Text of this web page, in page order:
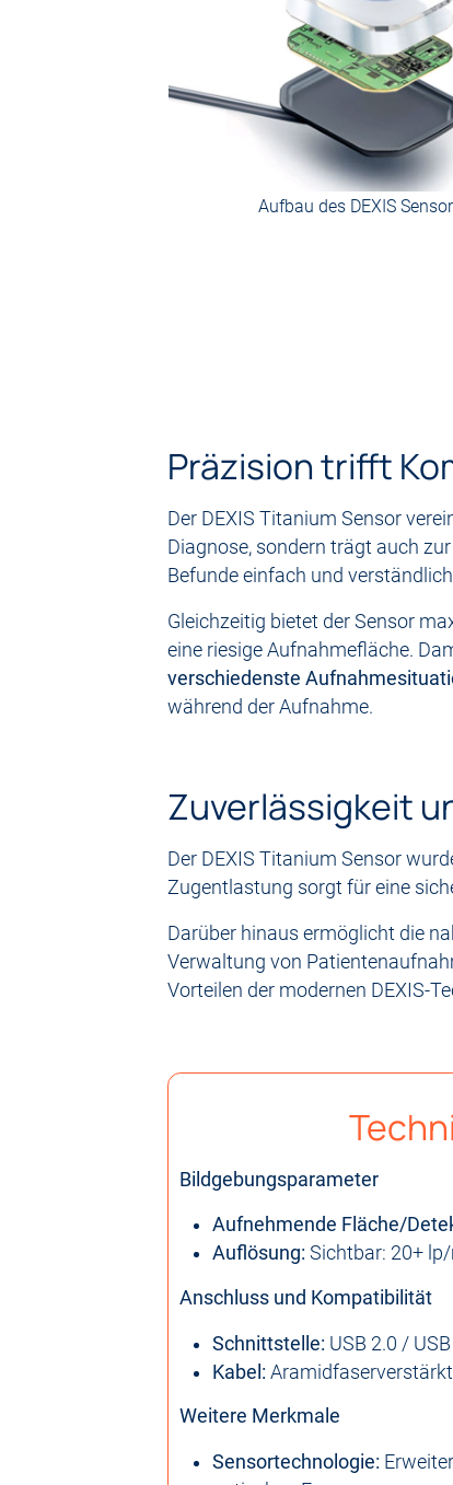
Aufbau des DEXIS
Präzision trifft
Der DEXIS Titanium Sensor
Diagnose, sondern trägt auch
Befunde einfach und
Gleichzeitig bietet der Sensor
eine riesige Aufnahmefläche.
verschiedenste
während der Aufnahme.
Zuverlässigkeit
Der DEXIS Titanium Sensor
Zugentlastung sorgt für eine
Darüber hinaus ermöglicht die
Verwaltung von
Vorteilen der modernen DEXIS-
Bildgebungsparameter
Aufnehmende Fläche/
Auflösung: Sichtbar: 20+
Anschluss und Kompatibilität
Schnittstelle: USB 2.0 /
Kabel:
Weitere Merkmale
Sensortechnologie: